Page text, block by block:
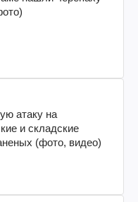
атаку на
и складские
(фото, видео)